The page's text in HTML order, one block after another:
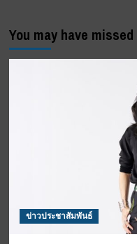
You may have missed
ข่าวประชาสัมพันธ์